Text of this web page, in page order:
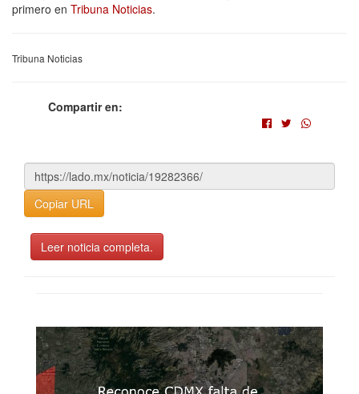
primero en Tribuna Noticias.
Tribuna Noticias
Compartir en:
Copiar URL
Leer noticia completa.